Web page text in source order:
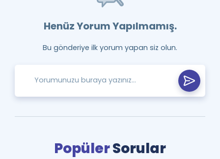
Henüz Yorum Yapılmamış.
Bu gönderiye ilk yorum yapan siz olun.
PopülerSorular